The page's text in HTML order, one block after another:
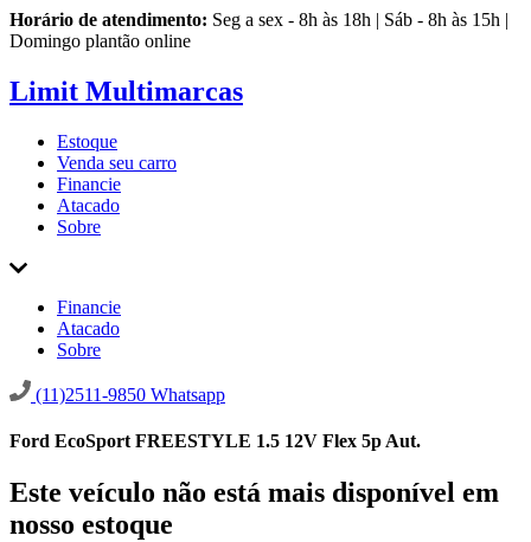
Horário de atendimento: Seg a sex - 8h às 18h | Sáb - 8h às 15h |
Domingo plantão online
Limit Multimarcas
Estoque
Venda seu carro
Financie
Atacado
Sobre
Financie
Atacado
Sobre
(11)2511-9850 Whatsapp
Ford EcoSport FREESTYLE 1.5 12V Flex 5p Aut.
Este veículo não está mais disponível em
nosso estoque